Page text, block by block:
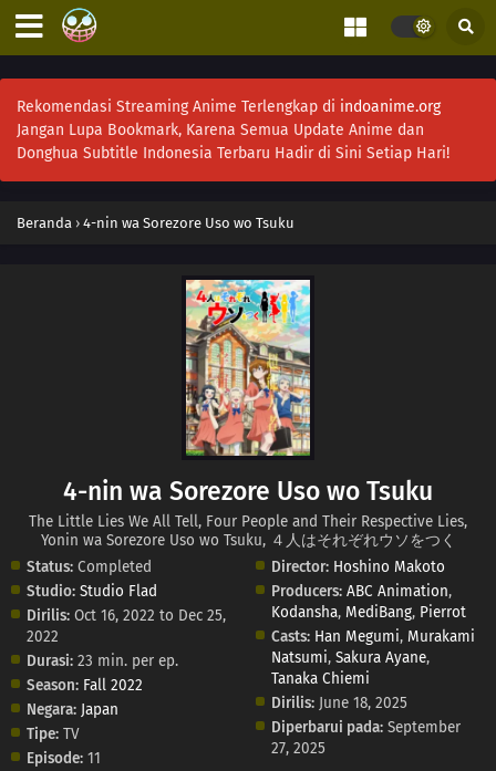
Rekomendasi Streaming Anime Terlengkap di indoanime.org
Jangan Lupa Bookmark, Karena Semua Update Anime dan
Donghua Subtitle Indonesia Terbaru Hadir di Sini Setiap Hari!
Beranda › 4-nin wa Sorezore Uso wo Tsuku
4-nin wa Sorezore Uso wo Tsuku
The Little Lies We All Tell, Four People and Their Respective Lies,
Yonin wa Sorezore Uso wo Tsuku, ４人はそれぞれウソをつく
Status: Completed
Studio: Studio Flad
Dirilis: Oct 16, 2022 to Dec 25,
2022
Durasi: 23 min. per ep.
Season: Fall 2022
Negara: Japan
Tipe: TV
Episode: 11
Director: Hoshino Makoto
Producers: ABC Animation,
Kodansha,MediBang, Pierrot
Casts: Han Megumi,Murakami
Natsumi,Sakura Ayane,
Tanaka Chiemi
Dirilis: June 18, 2025
Diperbarui pada: September
27, 2025